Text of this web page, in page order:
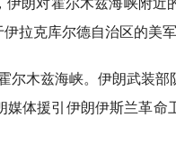
朗对霍尔木兹海峡附近
拉克库尔德自治区的美军
尔木兹海峡。伊朗武装
体援引伊朗伊斯兰革命